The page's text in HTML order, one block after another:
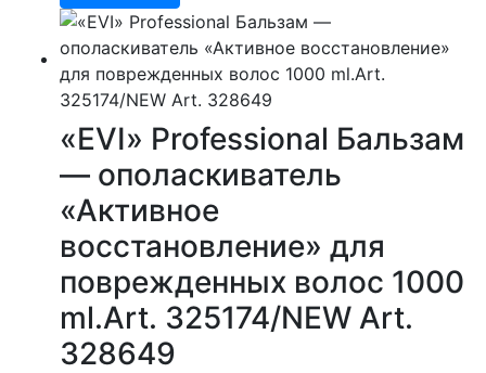
«EVI» Professional Бальзам
— ополаскиватель
«Активное
восстановление» для
поврежденных волос 1000
ml.Art. 325174/NEW Art.
328649